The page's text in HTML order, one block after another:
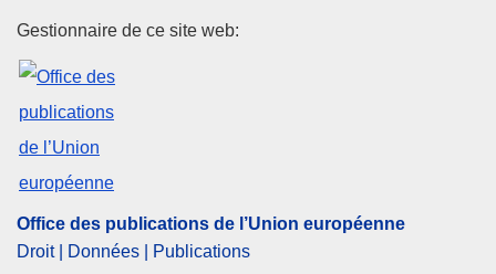
Office des publications de
Gestionnaire de ce site web:
Office des publications de l’Union européenne
Droit | Données | Publications